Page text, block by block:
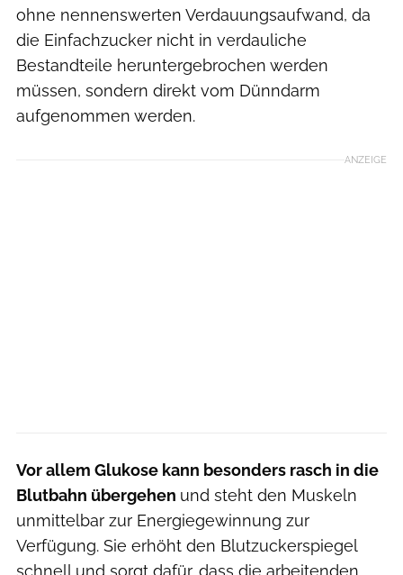
ohne nennenswerten Verdauungsaufwand, da
die Einfachzucker nicht in verdauliche
Bestandteile heruntergebrochen werden
müssen, sondern direkt vom Dünndarm
aufgenommen werden.
ANZEIGE
Vor allem Glukose kann besonders rasch in die
Blutbahn übergehen und steht den Muskeln
unmittelbar zur Energiegewinnung zur
Verfügung. Sie erhöht den Blutzuckerspiegel
schnell und sorgt dafür, dass die arbeitenden